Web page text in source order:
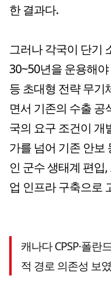
한 결과다.
그러나 각국이 단기
30~50년을 운용해
등 초대형 전략 무기
면서 기존의 수출 공
국의 요구 조건이 개
가를 넘어 기존 안보
인 군수 생태계 편입
업 인프라 구축으로
캐나다 CPSP·폴란
적 경로 의존성 보